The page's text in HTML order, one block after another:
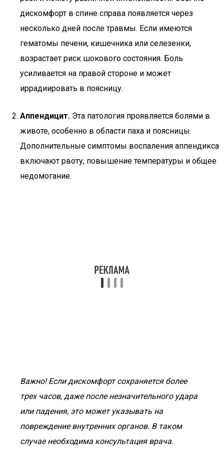
дискомфорт в спине справа появляется через
несколько дней после травмы. Если имеются
гематомы печени, кишечника или селезенки,
возрастает риск шокового состояния. Боль
усиливается на правой стороне и может
иррадиировать в поясницу.
Аппендицит. Эта патология проявляется болями в
животе, особенно в области паха и поясницы.
Дополнительные симптомы воспаления аппендикса
включают рвоту, повышение температуры и общее
недомогание.
Важно! Если дискомфорт сохраняется более
трех часов, даже после незначительного удара
или падения, это может указывать на
повреждение внутренних органов. В таком
случае необходима консультация врача.